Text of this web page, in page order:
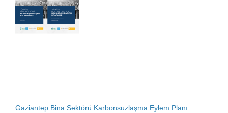
Gaziantep Bina Sektörü Karbonsuzlaşma Eylem Planı